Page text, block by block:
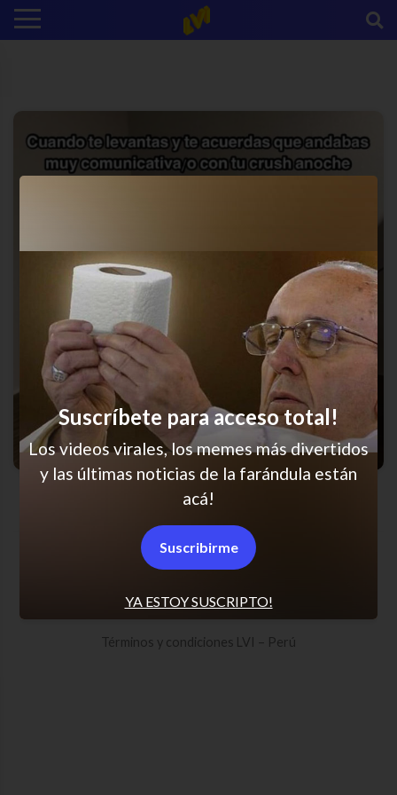
Jajaja qué noche la de anoche
SCROLL PARA MÁS NOTICIAS
Términos y condiciones LVI – Perú
YA ESTOY SUSCRIPTO!
Suscríbete para acceso total!
Los videos virales, los memes más divertidos
y las últimas noticias de la farándula están
acá!
Suscribirme